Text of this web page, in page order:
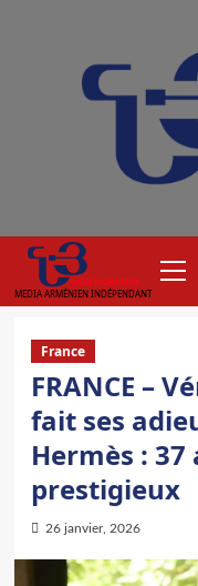
MEDIA ARMÉNIEN INDÉPENDANT
France
FRANCE –
fait ses
Hermès : 37
prestigieux
26 janvier, 2026